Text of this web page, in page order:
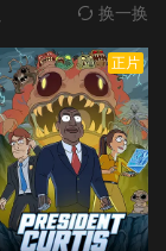
换一换
正片